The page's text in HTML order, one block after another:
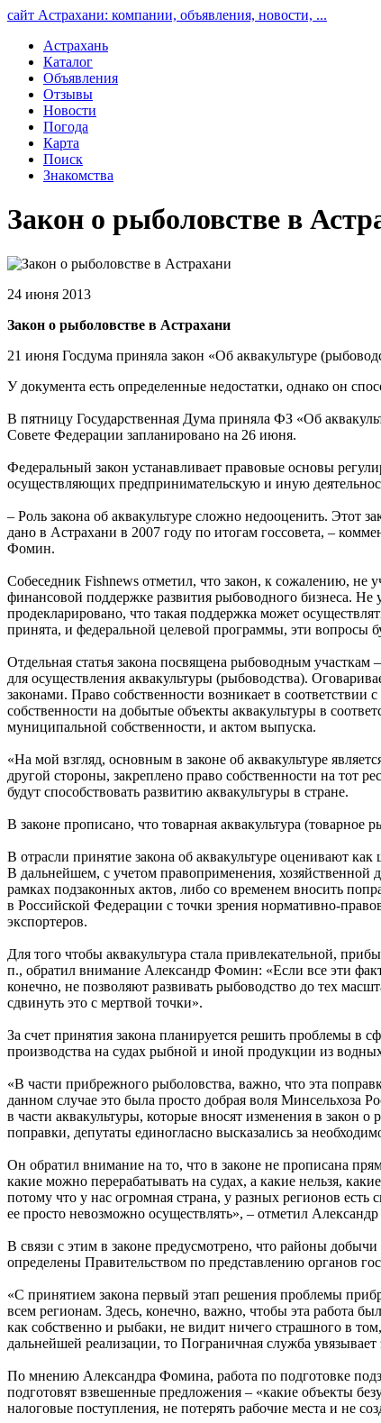
сайт Астрахани: компании, объявления, новости, ...
Астрахань
Каталог
Объявления
Отзывы
Новости
Погода
Карта
Поиск
Знакомства
Закон о рыболовстве в
24 июня 2013
Закон о рыболовстве в Астрахани
21 июня Госдума приняла закон «Об аквакультуре
У документа есть определенные недостатки, однако он
В пятницу Государственная Дума приняла ФЗ «Об
Совете Федерации запланировано на 26 июня.
Федеральный закон устанавливает правовые основы
осуществляющих предпринимательскую и иную
– Роль закона об аквакультуре сложно недооценить. Этот
дано в Астрахани в 2007 году по итогам госсовета, –
Фомин.
Собеседник Fishnews отметил, что закон, к сожалению, не
финансовой поддержке развития рыбоводного бизнеса.
продекларировано, что такая поддержка может
принята, и федеральной целевой программы, эти вопросы
Отдельная статья закона посвящена рыбоводным
для осуществления аквакультуры (рыбоводства).
законами. Право собственности возникает в
собственности на добытые объекты аквакультуры в
муниципальной собственности, и актом выпуска.
«На мой взгляд, основным в законе об аквакультуре
другой стороны, закреплено право собственности на тот
будут способствовать развитию аквакультуры в стране.
В законе прописано, что товарная аквакультура (товарное
В отрасли принятие закона об аквакультуре оценивают
В дальнейшем, с учетом правоприменения, хозяйственной
рамках подзаконных актов, либо со временем вносить
в Российской Федерации с точки зрения нормативно-
экспортеров.
Для того чтобы аквакультура стала привлекательной,
п., обратил внимание Александр Фомин: «Если все эти
конечно, не позволяют развивать рыбоводство до тех
сдвинуть это с мертвой точки».
За счет принятия закона планируется решить проблемы в
производства на судах рыбной и иной продукции из
«В части прибрежного рыболовства, важно, что эта
данном случае это была просто добрая воля Минсельхоза
в части аквакультуры, которые вносят изменения в
поправки, депутаты единогласно высказались за
Он обратил внимание на то, что в законе не прописана
какие можно перерабатывать на судах, а какие нельзя,
потому что у нас огромная страна, у разных регионов
ее просто невозможно осуществлять», – отметил
В связи с этим в законе предусмотрено, что районы
определены Правительством по представлению органов
«С принятием закона первый этап решения проблемы
всем регионам. Здесь, конечно, важно, чтобы эта работа
как собственно и рыбаки, не видит ничего страшного в
дальнейшей реализации, то Пограничная служба
По мнению Александра Фомина, работа по подготовке
подготовят взвешенные предложения – «какие объекты
налоговые поступления, не потерять рабочие места и не